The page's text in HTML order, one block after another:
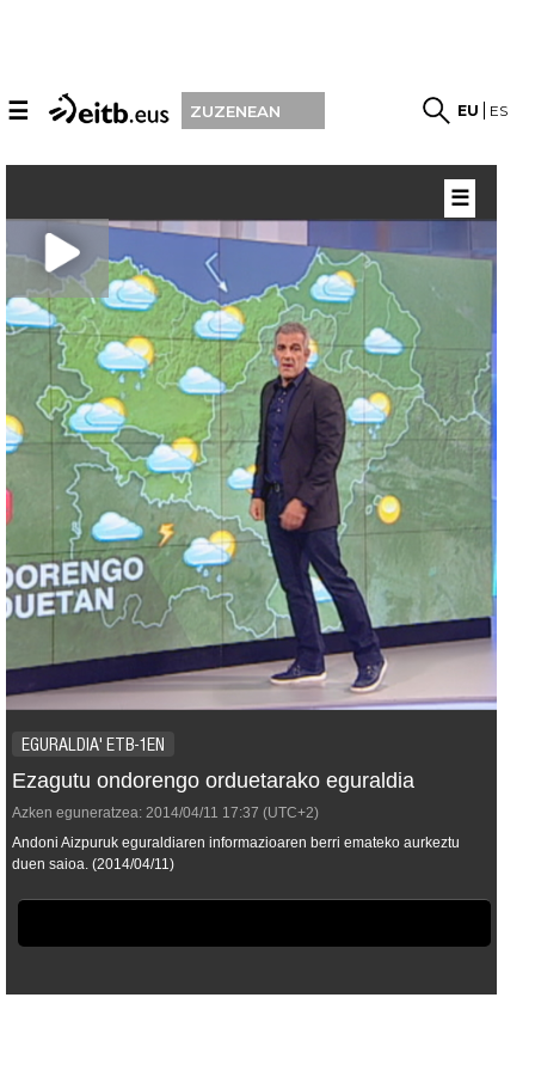
☰ ZUZENEAN EU ES
EGURALDIA' ETB-1EN
Ezagutu ondorengo orduetarako eguraldia
Azken eguneratzea: 2014/04/11 17:37 (UTC+2)
Andoni Aizpuruk eguraldiaren informazioaren berri emateko aurkeztu
duen saioa. (2014/04/11)
☰